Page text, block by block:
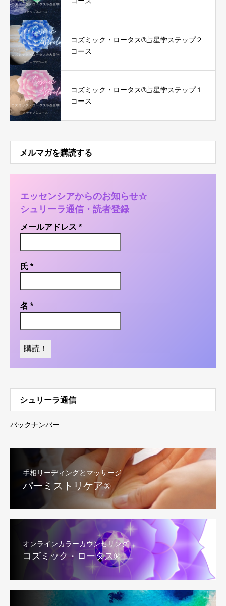
コズミック・ロータス®︎占星学ステップ２
コース
コズミック・ロータス®︎占星学ステップ１
コース
メルマガを購読する
エッセンシアからのお知らせ☆
シュリーラ通信・読者登録
メールアドレス *
氏 *
名 *
シュリーラ通信
バックナンバー
手相リーディングとマッサージ
パーミストリケア®︎
オンラインカラーカウンセリング
コズミック・ロータス®︎